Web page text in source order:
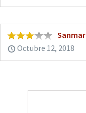
Octubre 12, 2018